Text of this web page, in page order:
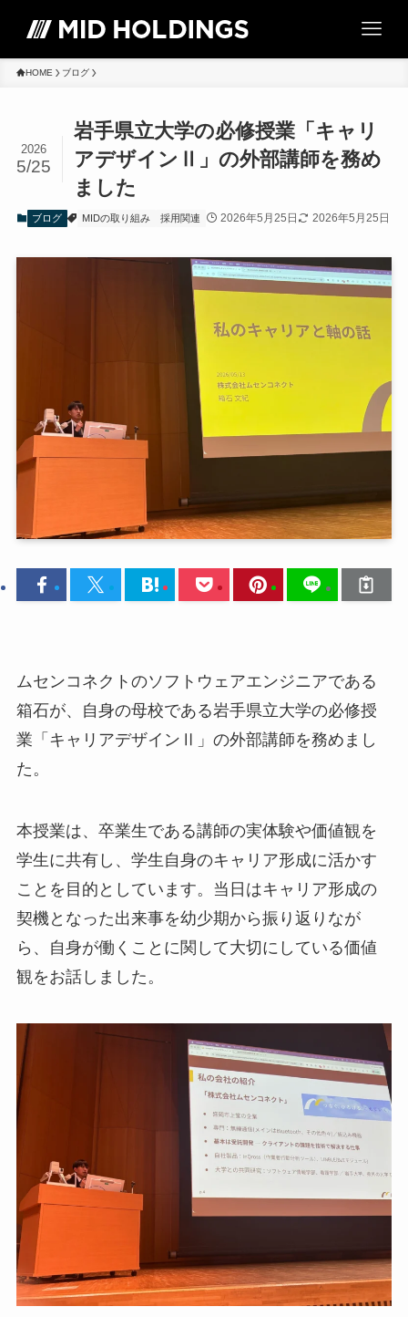
HOME ブログ
岩手県立大学の必修授業「キャリ
アデザインⅡ」の外部講師を務め
ました
2026
5/25
ブログ MIDの取り組み 採用関連 2026年5月25日 2026年5月25日
ムセンコネクトのソフトウェアエンジニアである
箱石が、自身の母校である岩手県立大学の必修授
業「キャリアデザインⅡ」の外部講師を務めまし
た。
本授業は、卒業生である講師の実体験や価値観を
学生に共有し、学生自身のキャリア形成に活かす
ことを目的としています。当日はキャリア形成の
契機となった出来事を幼少期から振り返りなが
ら、自身が働くことに関して大切にしている価値
観をお話しました。